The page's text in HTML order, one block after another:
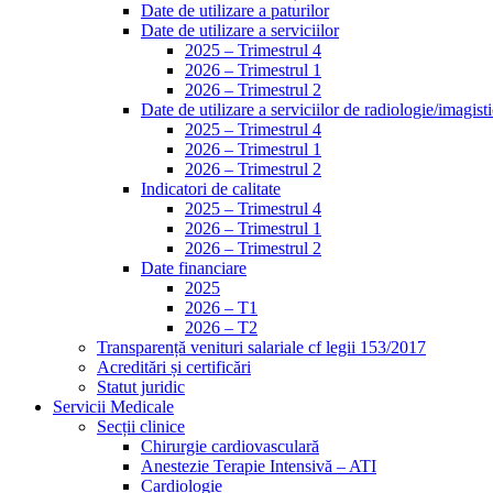
Date de utilizare a paturilor
Date de utilizare a serviciilor
2025 – Trimestrul 4
2026 – Trimestrul 1
2026 – Trimestrul 2
Date de utilizare a serviciilor de radiologie/
2025 – Trimestrul 4
2026 – Trimestrul 1
2026 – Trimestrul 2
Indicatori de calitate
2025 – Trimestrul 4
2026 – Trimestrul 1
2026 – Trimestrul 2
Date financiare
2025
2026 – T1
2026 – T2
Transparență venituri salariale cf legii 153/2017
Acreditări și certificări
Statut juridic
Servicii Medicale
Secții clinice
Chirurgie cardiovasculară
Anestezie Terapie Intensivă – ATI
Cardiologie